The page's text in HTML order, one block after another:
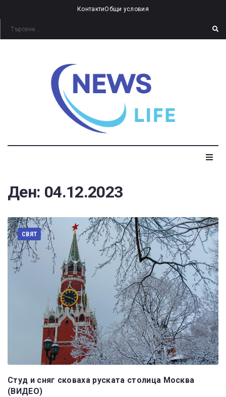
КонтактиОбщи условия
Ден: 04.12.2023
СВЯТ
Студ и сняг сковаха руската столица Москва
(ВИДЕО)